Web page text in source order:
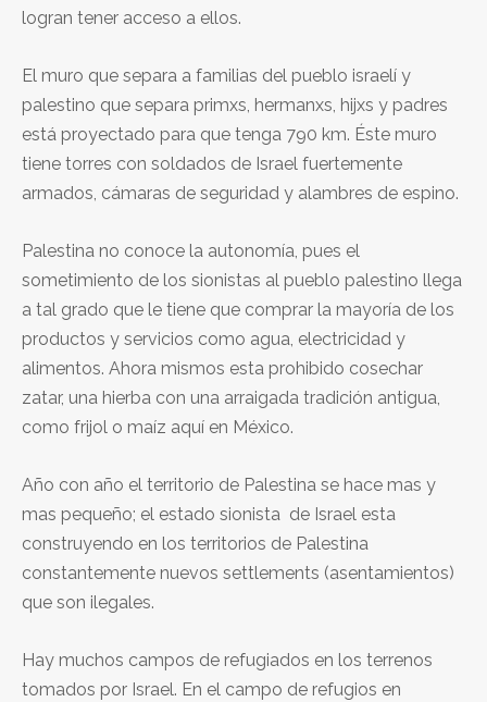
logran tener acceso a ellos.
El muro que separa a familias del pueblo israelí y
palestino que separa primxs, hermanxs, hijxs y padres
está proyectado para que tenga 790 km. Éste muro
tiene torres con soldados de Israel fuertemente
armados, cámaras de seguridad y alambres de espino.
Palestina no conoce la autonomía, pues el
sometimiento de los sionistas al pueblo palestino llega
a tal grado que le tiene que comprar la mayoría de los
productos y servicios como agua, electricidad y
alimentos. Ahora mismos esta prohibido cosechar
zatar, una hierba con una arraigada tradición antigua,
como frijol o maíz aquí en México.
Año con año el territorio de Palestina se hace mas y
mas pequeño; el estado sionista de Israel esta
construyendo en los territorios de Palestina
constantemente nuevos settlements (asentamientos)
que son ilegales.
Hay muchos campos de refugiados en los terrenos
tomados por Israel. En el campo de refugios en